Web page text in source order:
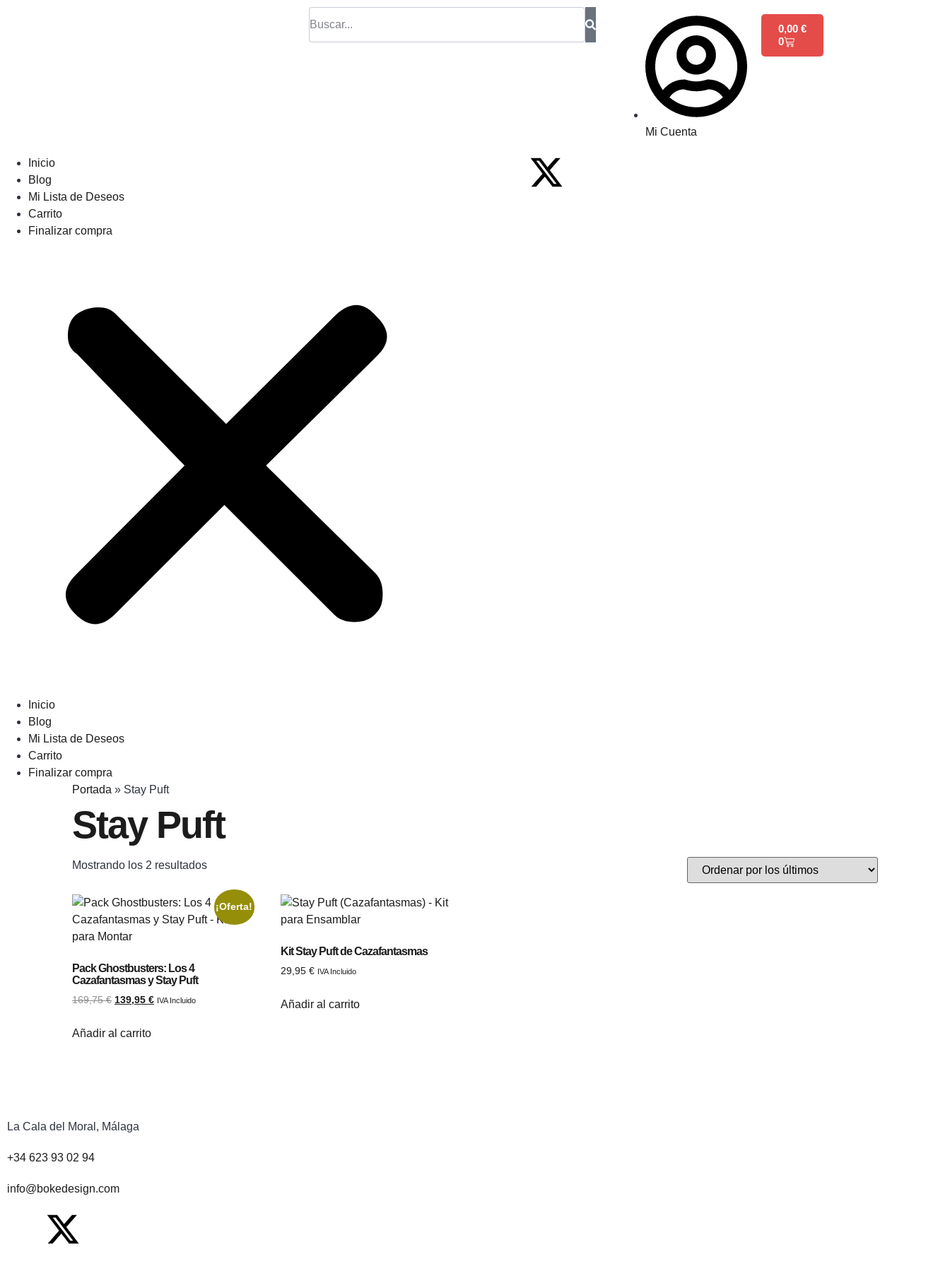
Mi Cuenta
0,00 €
0
Inicio
Blog
Mi Lista de Deseos
Carrito
Finalizar compra
Inicio
Blog
Mi Lista de Deseos
Carrito
Finalizar compra
Portada » Stay Puft
Stay Puft
Mostrando los 2 resultados
¡Oferta!
Pack Ghostbusters: Los 4
Cazafantasmas y Stay Puft
169,75€ 139,95 € IVA Incluido
Añadir al carrito
Kit Stay Puft de Cazafantasmas
29,95 € IVA Incluido
Añadir al carrito
La Cala del Moral, Málaga
+34 623 93 02 94
info@bokedesign.com